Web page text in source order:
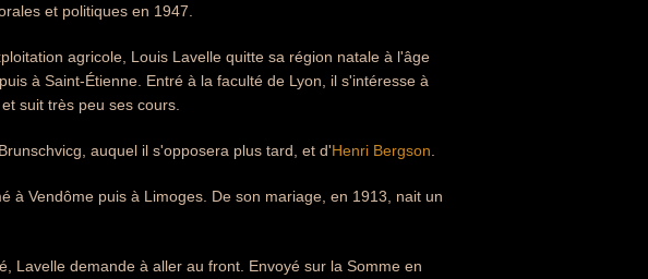
et politiques en 1947.
agricole, Louis Lavelle quitte sa région natale à l'âge
à Saint-Étienne. Entré à la faculté de Lyon, il s'intéresse à
suit très peu ses cours.
auquel il s'opposera plus tard, et d'Henri Bergson
à Vendôme puis à Limoges. De son mariage, en 1913, nait un
Lavelle demande à aller au front. Envoyé sur la Somme en